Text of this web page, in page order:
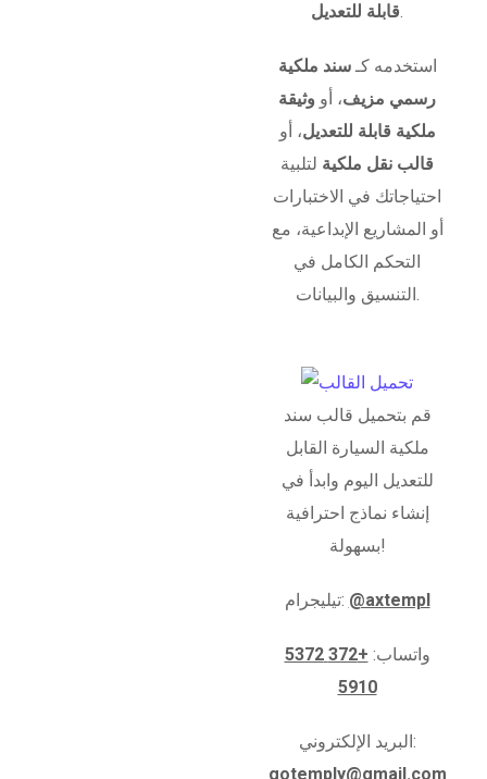
قابلة للتعديل.
استخدمه كـسند ملكية
رسمي مزيف، أو وثيقة
ملكية قابلة للتعديل، أو
قالب نقل ملكية لتلبية
احتياجاتك في الاختبارات
أو المشاريع الإبداعية، مع
التحكم الكامل في
التنسيق والبيانات.
قم بتحميل قالب سند
ملكية السيارة القابل
للتعديل اليوم وابدأ في
إنشاء نماذج احترافية
بسهولة!
تيليجرام: @axtempl
واتساب:
+372 5372
5910
البريد الإلكتروني:
gotemply@gmail.com